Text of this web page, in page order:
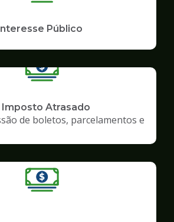
Público
Imposto Atrasado
de boletos, parcelamentos e